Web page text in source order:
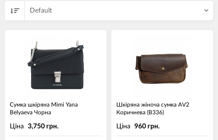
Default
Сумка шкіряна Mimi Yana
Belyaeva Чорна
Ціна 3,750 грн.
Шкіряна жіноча сумка AV2
Коричнева (B336)
Ціна 960 грн.